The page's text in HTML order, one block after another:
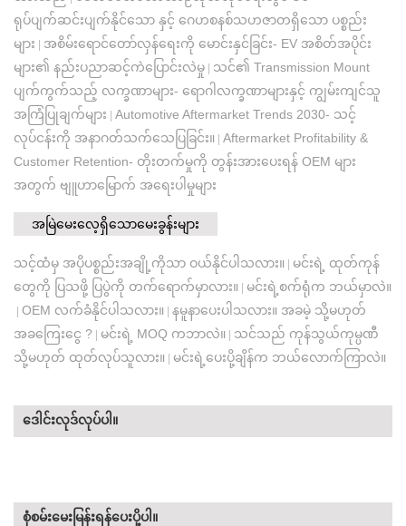
ရုပ်ပျက်ဆင်းပျက်နိုင်သော နှင့် ဂေဟစနစ်သဟဇာတရှိသော ပစ္စည်း
များ
အစိမ်းရောင်တော်လှန်ရေးကို မောင်းနှင်ခြင်း- EV အစိတ်အပိုင်း
များ၏ နည်းပညာဆင့်ကဲပြောင်းလဲမှု
သင်၏ Transmission Mount
ပျက်ကွက်သည့် လက္ခဏာများ- ရောဂါလက္ခဏာများနှင့် ကျွမ်းကျင်သူ
အကြံပြုချက်များ
Automotive Aftermarket Trends 2030- သင့်
လုပ်ငန်းကို အနာဂတ်သက်သေပြခြင်း။
Aftermarket Profitability &
Customer Retention- တိုးတက်မှုကို တွန်းအားပေးရန် OEM များ
အတွက် ဗျူဟာမြောက် အရေးပါမှုများ
အမြဲမေးလေ့ရှိသောမေးခွန်းများ
သင့်ထံမှ အပိုပစ္စည်းအချို့ကိုသာ ဝယ်နိုင်ပါသလား။
မင်းရဲ့ ထုတ်ကုန်
တွေကို ပြသဖို့ ပြပွဲကို တက်ရောက်မှာလား။
မင်းရဲ့စက်ရုံက ဘယ်မှာလဲ။
OEM လက်ခံနိုင်ပါသလား။
နမူနာပေးပါသလား။ အခမဲ့ သို့မဟုတ်
အခကြေးငွေ ?
မင်းရဲ့ MOQ ကဘာလဲ။
သင်သည် ကုန်သွယ်ကုမ္ပဏီ
သို့မဟုတ် ထုတ်လုပ်သူလား။
မင်းရဲ့ပေးပို့ချိန်က ဘယ်လောက်ကြာလဲ။
ဒေါင်းလုဒ်လုပ်ပါ။
စုံစမ်းမေးမြန်းရန်ပေးပို့ပါ။